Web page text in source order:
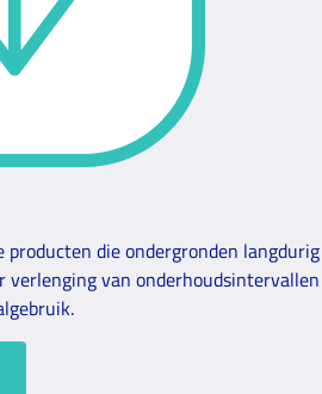
die ondergronden langdurig
verlenging van onderhoudsintervallen